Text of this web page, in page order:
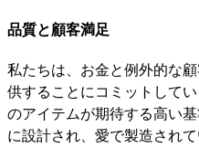
品質と顧客満足
私たちは、お金と例外的な
供することにコミットして
のアイテムが期待する高い
に設計され、愛で製造され